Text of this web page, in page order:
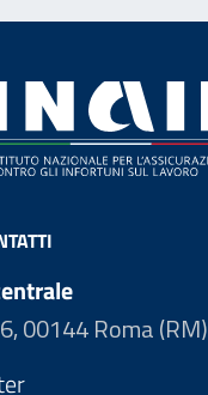
00144 Roma (RM)